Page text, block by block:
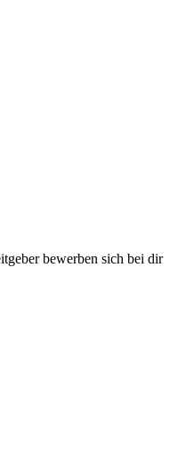
bewerben sich bei dir